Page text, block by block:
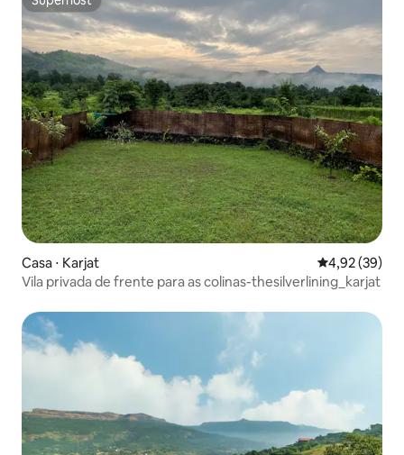
Superhost
Casa ⋅ Karjat 4,92 de uma
4,92 (39)
Vila privada de frente para as colinas-thesilverlining_karjat